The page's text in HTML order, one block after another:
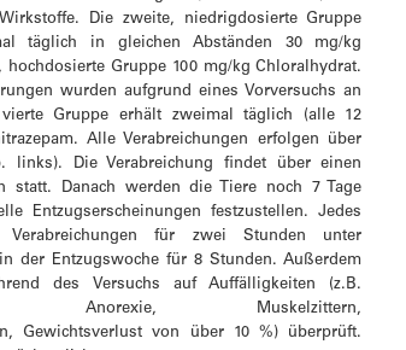
Die zweite, niedrigdosierte Gruppe
täglich in gleichen Abständen 30 mg/kg
Gruppe 100 mg/kg Chloralhydrat.
wurden aufgrund eines Vorversuchs an
Gruppe erhält zweimal täglich (alle 12
Alle Verabreichungen erfolgen über
links). Die Verabreichung findet über einen
statt. Danach werden die Tiere noch 7 Tage
Entzugserscheinungen festzustellen. Jedes
für zwei Stunden unter
der Entzugswoche für 8 Stunden. Außerdem
des Versuchs auf Auffälligkeiten (z.B.
Anorexie, Muskelzittern,
Gewichtsverlust von über 10 %) überprüft.